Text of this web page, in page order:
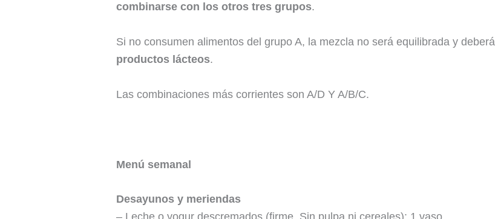
combinarse con los otros tres grupos.
Si no consumen alimentos del grupo A, la mezcla no será equilibrada y deberá
productos lácteos.
Las combinaciones más corrientes son A/D Y A/B/C.
Menú semanal
Desayunos y meriendas